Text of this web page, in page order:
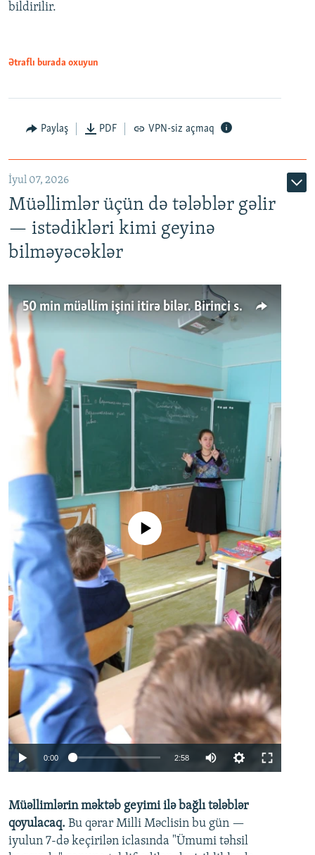
bildirilir.
Ətraflı burada oxuyun
Paylaş PDF VPN-siz açmaq
İyul 07, 2026
Müəllimlər üçün də tələblər gəlir
— istədikləri kimi geyinə
bilməyəcəklər
50 min müəllim işini itirə bilər. Birinci sinfə gedənlər azalır
No media source currently available
0:00 2:58
360p
480p
720p
Müəllimlərin məktəb geyimi ilə bağlı tələblər
qoyulacaq. Bu qərar Milli Məclisin bu gün —
iyulun 7-də keçirilən iclasında "Ümumi təhsil